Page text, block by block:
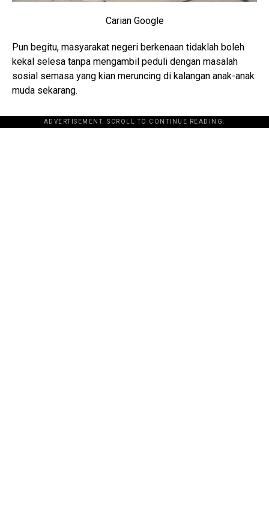
Carian Google
Pun begitu, masyarakat negeri berkenaan tidaklah boleh
kekal selesa tanpa mengambil peduli dengan masalah
sosial semasa yang kian meruncing di kalangan anak-anak
muda sekarang.
ADVERTISEMENT. SCROLL TO CONTINUE READING.